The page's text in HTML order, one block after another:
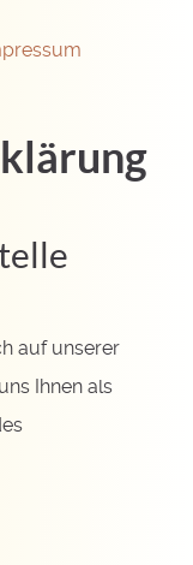
auf unserer
Ihnen als